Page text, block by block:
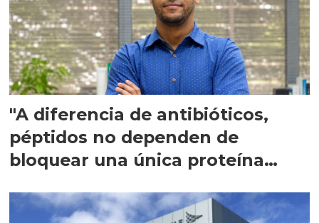
"A diferencia de antibióticos,
péptidos no dependen de
bloquear una única proteína